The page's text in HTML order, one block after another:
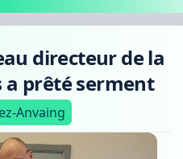
directeur de la
a prêté serment
Anvaing